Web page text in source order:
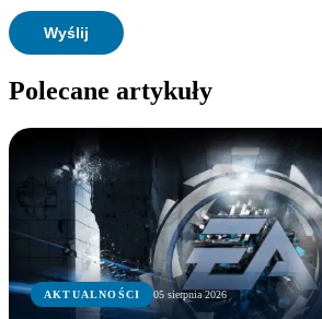
Polecane artykuły
AKTUALNOŚCI 05 sierpnia 2026